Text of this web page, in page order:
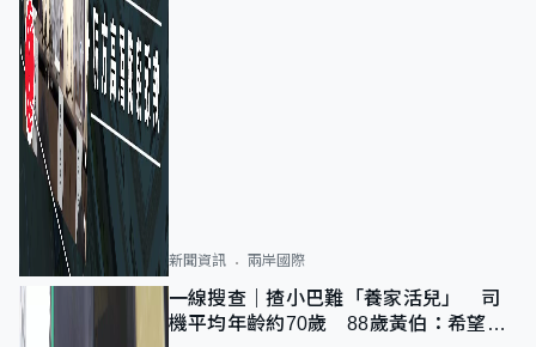
新聞資訊 兩岸國際
一線搜查｜揸小巴難「養家活兒」 司
機平均年齡約70歲 88歲黃伯：希望一